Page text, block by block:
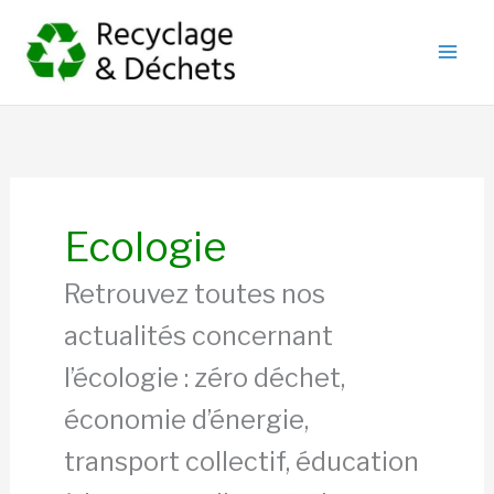
contenu
Ecologie
Retrouvez toutes nos
actualités concernant
l’écologie : zéro déchet,
économie d’énergie,
transport collectif, éducation